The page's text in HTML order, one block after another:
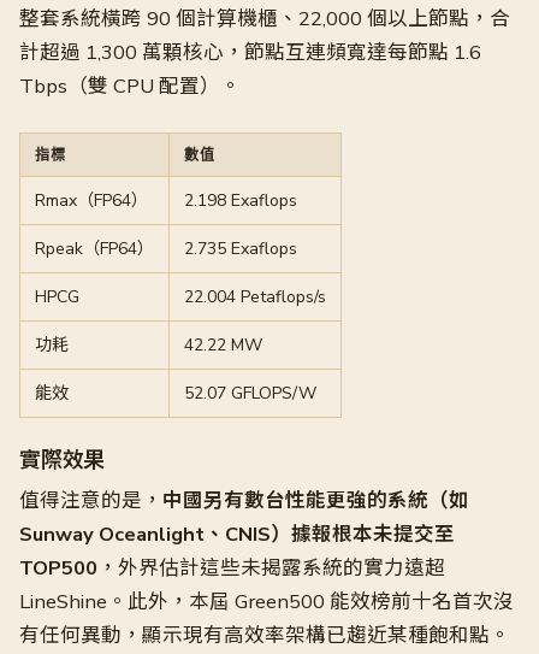
整套系統橫跨 90 個計算機櫃、22,000 個以上節點，合
計超過 1,300 萬顆核心，節點互連頻寬達每節點 1.6
Tbps（雙 CPU 配置）。
指標 數值
Rmax（FP64） 2.198 Exaflops
Rpeak（FP64） 2.735 Exaflops
HPCG 22.004 Petaflops/s
功耗 42.22 MW
能效 52.07 GFLOPS/W
實際效果
值得注意的是， 中國另有數台性能更強的系統（如
Sunway Oceanlight、CNIS）據報根本未提交至
TOP500 ，外界估計這些未揭露系統的實力遠超
LineShine。此外，本屆 Green500 能效榜前十名首次沒
有任何異動，顯示現有高效率架構已趨近某種飽和點。